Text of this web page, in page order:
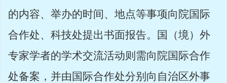
的内容、举办的时间、地点等事项向院国际
合作处、科技处提出书面报告。国（境）外
专家学者的学术交流活动则需向院国际合作
处备案，并由国际合作处分别向自治区外事